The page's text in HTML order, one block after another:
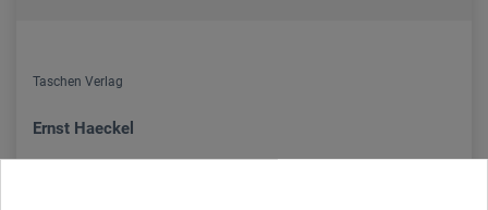
Taschen Verlag
Ernst Haeckel